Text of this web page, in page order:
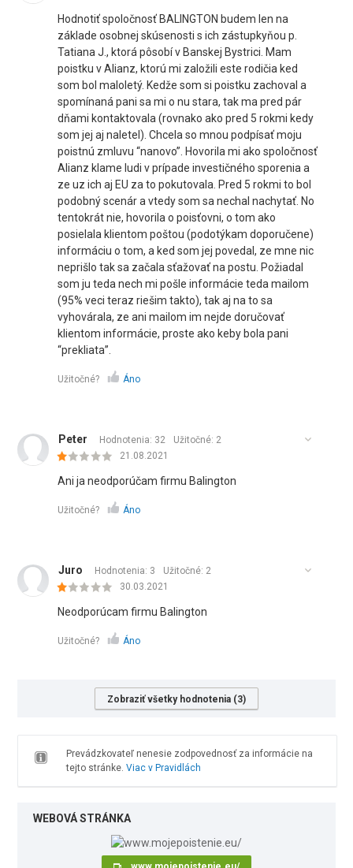
Hodnotiť spoločnosť BALINGTON budem len na
základe osobnej skúsenosti s ich zástupkyňou p.
Tatiana J., ktorá pôsobí v Banskej Bystrici. Mam
poistku v Alianz, ktorú mi založili este rodičia ked
som bol maloletý. Kedže som si poistku zachoval a
spomínaná pani sa mi o nu stara, tak ma pred pár
dňami kontaktovala (rovnako ako pred 5 rokmi kedy
som jej aj naletel). Chcela so mnou podpísať moju
poistnú zmluvu “nanovo”. Hovorila mi ako spoločnosť
Alianz klame ludi v prípade investičného sporenia a
ze uz ich aj EU za to pokutovala. Pred 5 rokmi to bol
podobný scenár a vtedy som sa nechal nachytať. No
tentokrát nie, hovorila o poisťovni, o tom ako
posielala klientom poštou (podotýkam doporučene)
informáciu o tom, a ked som jej povedal, ze mne nic
neprišlo tak sa začala sťažovať na postu. Požiadal
som ju teda nech mi pošle informácie teda mailom
(95% veci teraz riešim takto), tak aj na to sa
vyhovárala, ze ani mailom im nejde doručovať
klientom informácie, proste ako keby bola pani
“prekliata”.
Užitočné? Áno
Peter Hodnotenia: 32 Užitočné: 2
21.08.2021
Ani ja neodporúčam firmu Balington
Užitočné? Áno
Juro Hodnotenia: 3 Užitočné: 2
30.03.2021
Neodporúcam firmu Balington
Užitočné? Áno
Zobraziť všetky hodnotenia (3)
Prevádzkovateľ nenesie zodpovednosť za informácie na
tejto stránke. Viac v Pravidlách
WEBOVÁ STRÁNKA